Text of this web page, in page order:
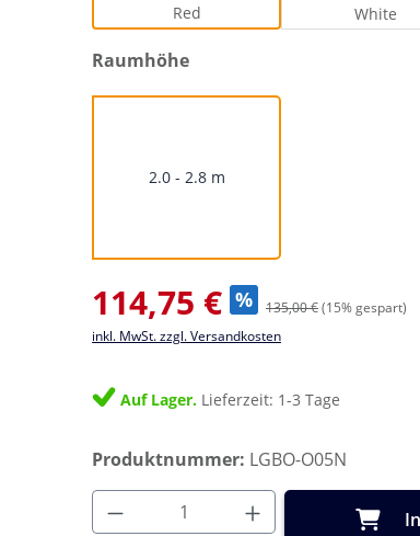
Red White
auswählen
Raumhöhe
2.0 - 2.8 m
Verkaufspreis:
114,75 € % 135,00 €(15% gespart)
inkl. MwSt. zzgl. Versandkosten
Auf Lager. Lieferzeit: 1-3 Tage
Produktnummer: LGBO-O05N
Produkt Anzahl: Gib den